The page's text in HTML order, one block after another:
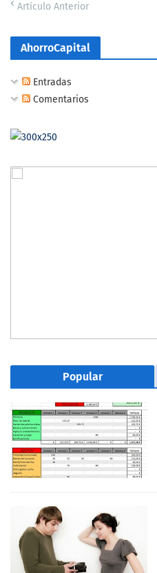
Artículo Anterior
AhorroCapital
Entradas
Comentarios
Popular